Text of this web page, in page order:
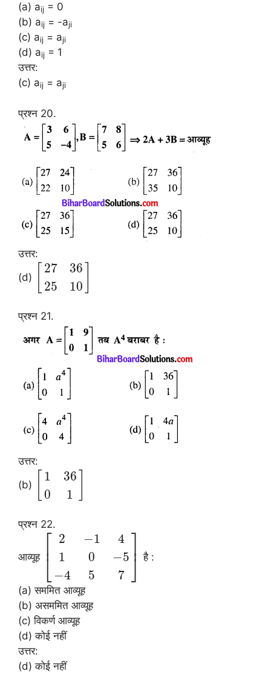
(a) aij = 0
(b) aij = -aji
(c) aij = aji
(d) aij = 1
उत्तर:
(c) aij = aji
प्रश्न 20.
उत्तर:
(d)
27
25
36
10
प्रश्न 21.
उत्तर:
(b)
1
0
36
1
प्रश्न 22.
आव्यूह ⎡
⎣
⎢
2
1
−4
−1
0
5
4
−5
7
⎤
⎦⎥ है :
(a) सममित आव्यूह
(b) असममित आव्यूह
(c) विकर्ण आव्यूह
(d) कोई नहीं
उत्तर:
(d) कोई नहीं